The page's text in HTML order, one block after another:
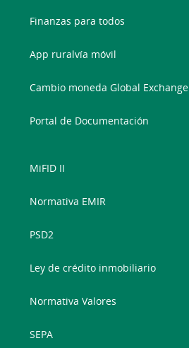
Finanzas para todos
App ruralvía móvil
Cambio moneda Global Exchange
Portal de Documentación
MiFID II
Normativa EMIR
PSD2
Ley de crédito inmobiliario
Normativa Valores
SEPA